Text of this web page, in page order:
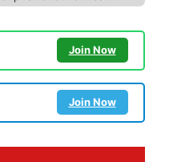
Join Now
Join Now